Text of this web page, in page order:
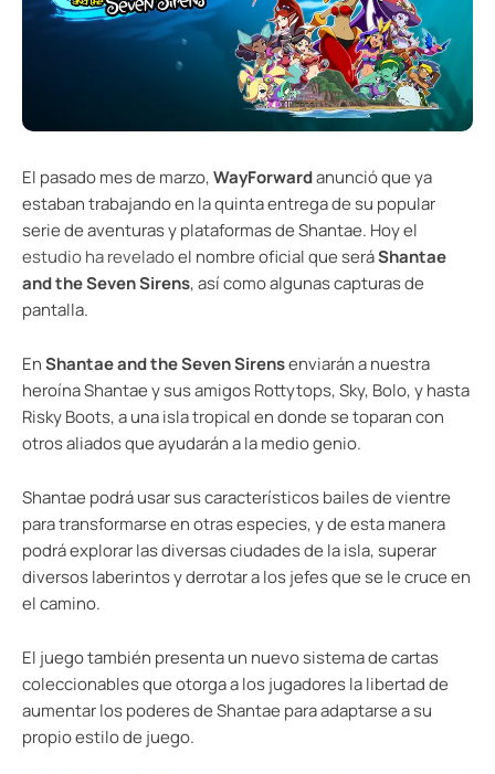
El pasado mes de marzo,WayForwardanunció que ya
estaban trabajando en la quinta entrega de su popular
serie de aventuras y plataformas de Shantae. Hoy el
estudio ha reveladoel nombre oficial que seráShantae
and the Seven Sirens, así como algunas capturas de
pantalla.
EnShantae and the Seven Sirensenviarán a nuestra
heroína Shantae y sus amigos Rottytops, Sky, Bolo, y hasta
Risky Boots, a una isla tropical en donde se toparan con
otros aliados que ayudarán a la medio genio.
Shantae podrá usar sus característicos bailes de vientre
para transformarse en otras especies, y de esta manera
podrá explorar las diversas ciudades de la isla, superar
diversos laberintos y derrotar a los jefes que se le cruce en
el camino.
El juego también presenta un nuevo sistema de cartas
coleccionables que otorga a los jugadores la libertad de
aumentar los poderes de Shantae para adaptarse a su
propio estilo de juego.